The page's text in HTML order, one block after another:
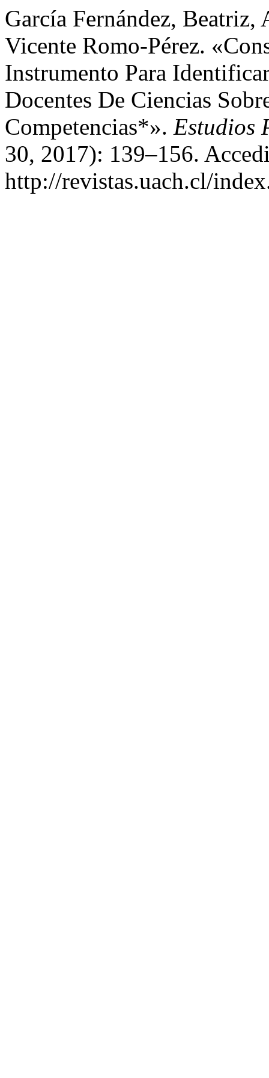
García Fernández,
Vicente Romo-Pérez.
Instrumento Para
Docentes De Ciencias
Competencias*». Estudios
30, 2017): 139–156.
http://revistas.uach.cl/